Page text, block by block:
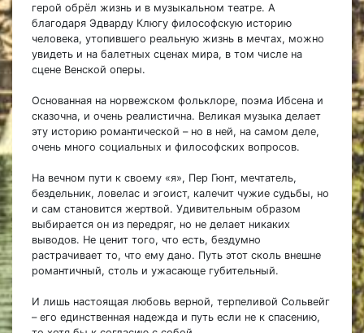
герой обрёл жизнь и в музыкальном театре. А
благодаря Эдварду Клюгу философскую историю
человека, утопившего реальную жизнь в мечтах, можно
увидеть и на балетных сценах мира, в том числе на
сцене Венской оперы.
Основанная на норвежском фольклоре, поэма Ибсена и
сказочна, и очень реалистична. Великая музыка делает
эту историю романтической – но в ней, на самом деле,
очень много социальных и философских вопросов.
На вечном пути к своему «я», Пер Гюнт, мечтатель,
бездельник, ловелас и эгоист, калечит чужие судьбы, но
и сам становится жертвой. Удивительным образом
выбирается он из передряг, но не делает никаких
выводов. Не ценит того, что есть, бездумно
растрачивает то, что ему дано. Путь этот сколь внешне
романтичный, столь и ужасающе губительный.
И лишь настоящая любовь верной, терпеливой Сольвейг
– его единственная надежда и путь если не к спасению,